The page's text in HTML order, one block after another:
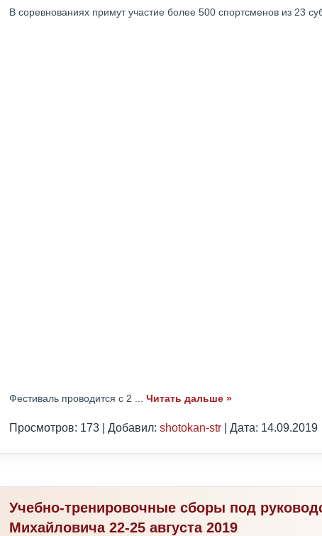
В соревнованиях примут участие более 500 спортсменов из 23
Фестиваль проводится с 2 Читать дальше »
Просмотров: 173 | Добавил: shotokan-str | Дата: 14.09.2019
Учебно-тренировочные сборы под
Михайловича 22-25 августа 2019